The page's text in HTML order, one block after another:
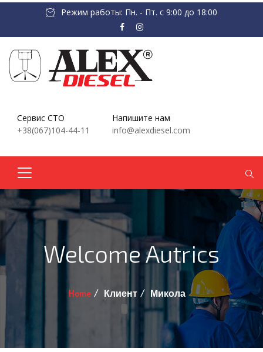
Режим работы: Пн. - Пт. с 9:00 до 18:00
Сервис СТО
+38(067)104-44-11
Напишите нам
info@alexdiesel.com
Welcome Autrics
Home Клиент Микола